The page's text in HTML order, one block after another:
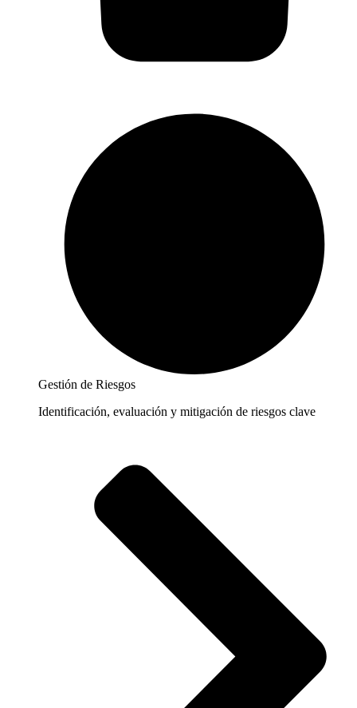
Gestión de Riesgos
Identificación, evaluación y mitigación de riesgos clave